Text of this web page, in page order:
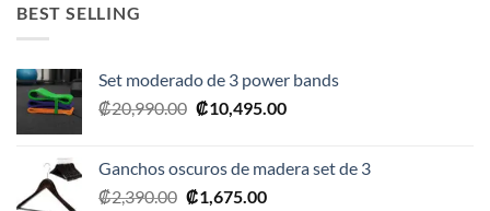
BEST SELLING
Set moderado de 3 power bands
₡20,990.00 El
era:
₡20,990.00.
₡10,495.00El
es:
Ganchos oscuros de madera set de 3
₡2,390.00 El
₡1,675.00El